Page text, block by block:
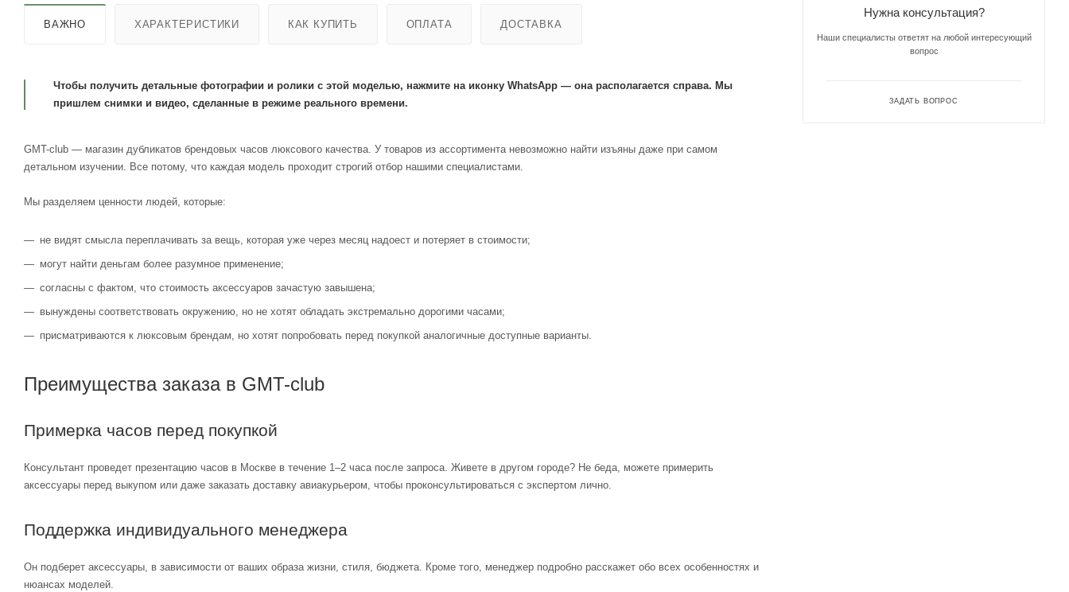
ВАЖНО ХАРАКТЕРИСТИКИ КАК КУПИТЬ ОПЛАТА ДОСТАВКА
Чтобы получить детальные фотографии и ролики с этой моделью, нажмите на иконку WhatsApp — она располагается справа. Мы
пришлем снимки и видео, сделанные в режиме реального времени.
GMT-club — магазин дубликатов брендовых часов люксового качества. У товаров из ассортимента невозможно найти изъяны даже при самом
детальном изучении. Все потому, что каждая модель проходит строгий отбор нашими специалистами.
Мы разделяем ценности людей, которые:
не видят смысла переплачивать за вещь, которая уже через месяц надоест и потеряет в стоимости;
могут найти деньгам более разумное применение;
согласны с фактом, что стоимость аксессуаров зачастую завышена;
вынуждены соответствовать окружению, но не хотят обладать экстремально дорогими часами;
присматриваются к люксовым брендам, но хотят попробовать перед покупкой аналогичные доступные варианты.
Преимущества заказа в GMT-club
Примерка часов перед покупкой
Консультант проведет презентацию часов в Москве в течение 1–2 часа после запроса. Живете в другом городе? Не беда, можете примерить
аксессуары перед выкупом или даже заказать доставку авиакурьером, чтобы проконсультироваться с экспертом лично.
Поддержка индивидуального менеджера
Он подберет аксессуары, в зависимости от ваших образа жизни, стиля, бюджета. Кроме того, менеджер подробно расскажет обо всех особенностях и
нюансах моделей.
Нужна консультация?
Наши специалисты ответят на любой интересующий
вопрос
ЗАДАТЬ ВОПРОС